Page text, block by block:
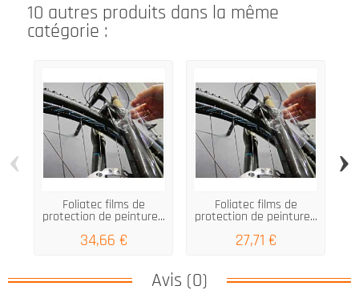
10 autres produits dans la même
catégorie :
Foliatec films de
protection de peinture...
34,66 €
Foliatec films de
protection de peinture...
27,71 €
‹ ›
Avis (0)